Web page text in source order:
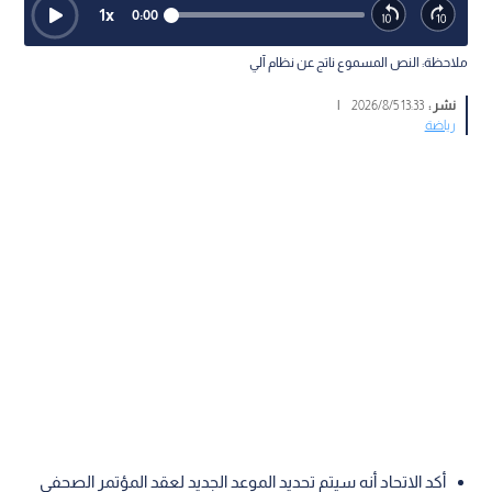
0:00
1x
ملاحظة: النص المسموع ناتج عن نظام آلي
نشر :13:33 2026/8/5
رياضة
أكد الاتحاد أنه سيتم تحديد الموعد الجديد لعقد المؤتمر الصحفي